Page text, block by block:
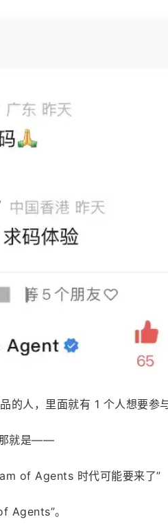
的人，里面就有 1 个人想要参
那就是——
of Agents 时代可能要来了”
Agents”。